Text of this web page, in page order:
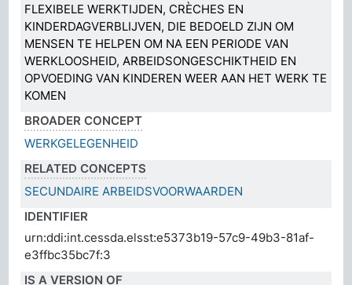
FLEXIBELE WERKTIJDEN, CRÈCHES EN
KINDERDAGVERBLIJVEN, DIE BEDOELD ZIJN OM
MENSEN TE HELPEN OM NA EEN PERIODE VAN
WERKLOOSHEID, ARBEIDSONGESCHIKTHEID EN
OPVOEDING VAN KINDEREN WEER AAN HET WERK TE
KOMEN
BROADER CONCEPT
WERKGELEGENHEID
RELATED CONCEPTS
SECUNDAIRE ARBEIDSVOORWAARDEN
IDENTIFIER
urn:ddi:int.cessda.elsst:e5373b19-57c9-49b3-81af-
e3ffbc35bc7f:3
IS A VERSION OF